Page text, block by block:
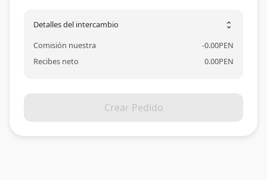
Detalles del intercambio unfold_more
Comisión nuestra -0.00PEN
Recibes neto
0.00PEN
Crear Pedido